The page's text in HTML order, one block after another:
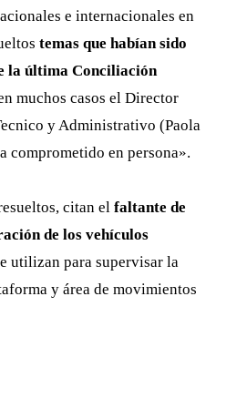
e internacionales en
temas que habían sido
la última Conciliación
muchos casos el Director
y Administrativo (Paola
comprometido en persona».
citan el faltante de
de los vehículos
utilizan para supervisar la
y área de movimientos